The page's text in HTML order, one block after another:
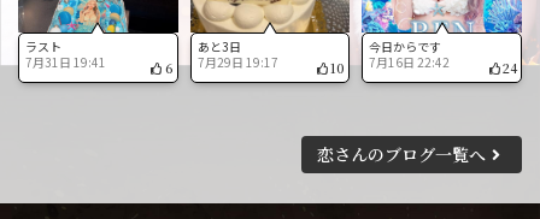
ラスト
7月31日 19:41
6
あと3日
7月29日 19:17
10
今日からです
7月16日 22:42
24
恋さんのブログ一覧へ